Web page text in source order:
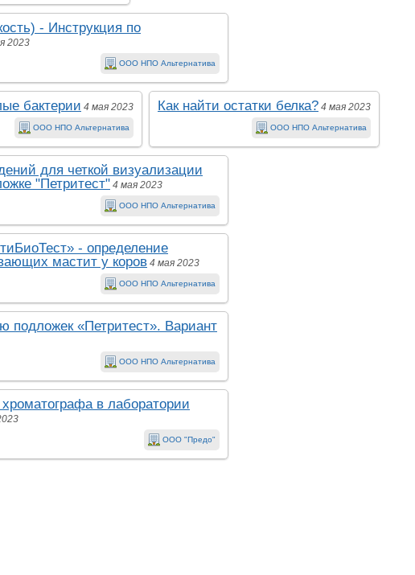
- Инструкция по
2023
ООО НПО Альтернатива
бактерии 4 мая 2023
ООО НПО Альтернатива
Как найти остатки белка? 4 мая 2023
ООО НПО Альтернатива
для четкой визуализации
"Петритест" 4 мая 2023
ООО НПО Альтернатива
- определение
мастит у коров 4 мая 2023
ООО НПО Альтернатива
«Петритест». Вариант
ООО НПО Альтернатива
хроматографа в лаборатории
ООО "Предо"